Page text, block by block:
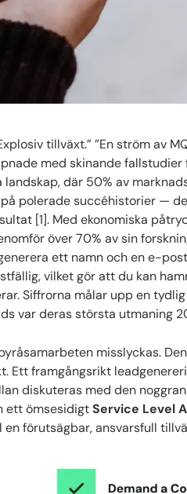
tillväxt.” ”En ström av
med skinande
där 50% av
polerade succéhistorier —
[1]. Med ekonomiska
över 70% av sin
ett namn och en e-
vilket gör att du kan
Siffrorna målar upp en
var deras största utmaning
misslyckas.
Ett framgångsrikt
diskuteras med den
ett ömsesidigtService Level
förutsägbar, ansvarsfull